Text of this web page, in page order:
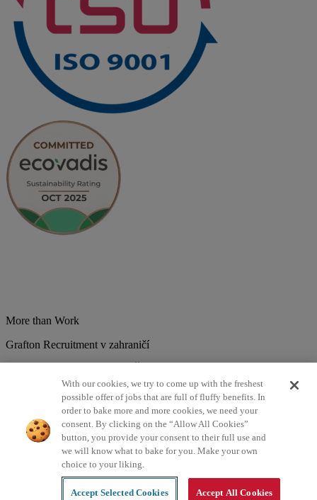
More than Work
Grafton Recruitment v zahraničí
Francúzsko Holandsko India Kolumbia Litva Lotyšsko
Mexiko Nemecko Nórsko Poľsko Portugalsko
Slovensko Španielsko Srbsko Švajčiarsko Taliansko
Turecko Veľká Británia
©2026 Všetky práva vyhradené Grafton Recruitment
Zásady spracovania osobných údajov
Digitálna dostupnosť
With our cookies, we try to come up with the freshest
possible offer of jobs that are full of fluffy benefits. In
order to bake more and more cookies, we need your
consent. By clicking on the “Allow All Cookies”
button, you provide your consent to their full use and
we will know what to bake for you. Make your own
choice to your liking.
Accept Selected Cookies Accept All Cookies